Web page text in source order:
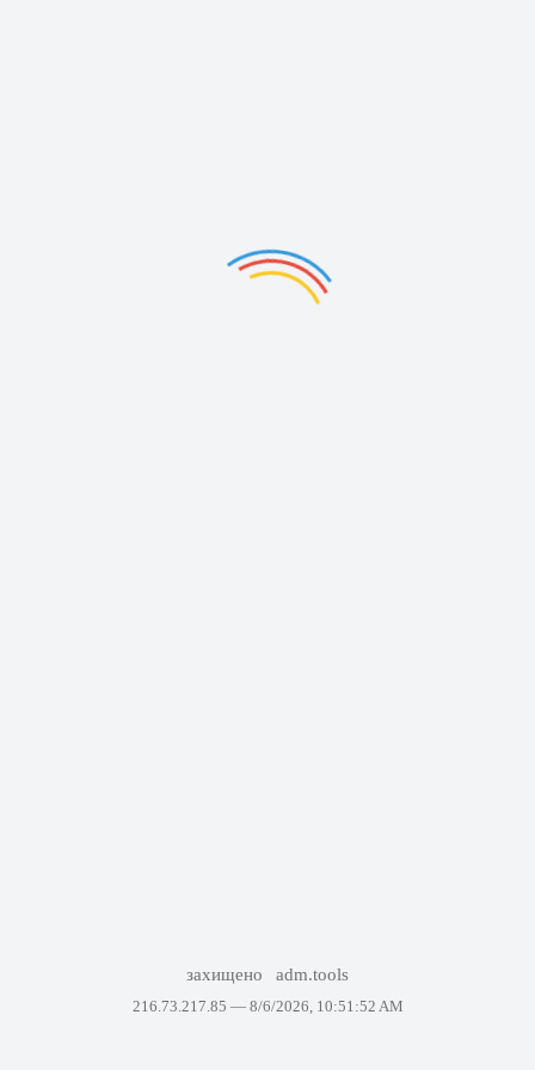
захищено adm.tools
216.73.217.85 — 8/6/2026, 10:51:52 AM